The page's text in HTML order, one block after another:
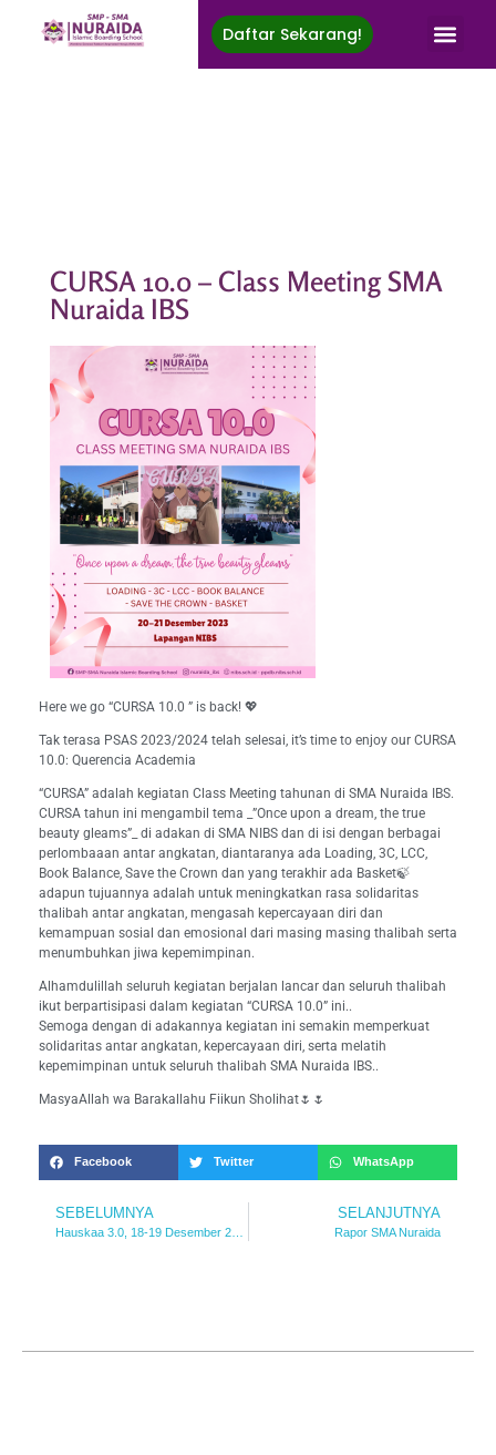
Daftar Sekarang!
CURSA 10.0 – Class Meeting SMA
Nuraida IBS
Here we go “CURSA 10.0 ” is back! 💖
Tak terasa PSAS 2023/2024 telah selesai, it’s time to enjoy our CURSA
10.0: Querencia Academia
“CURSA” adalah kegiatan Class Meeting tahunan di SMA Nuraida IBS.
CURSA tahun ini mengambil tema _”Once upon a dream, the true
beauty gleams”_ di adakan di SMA NIBS dan di isi dengan berbagai
perlombaaan antar angkatan, diantaranya ada Loading, 3C, LCC,
Book Balance, Save the Crown dan yang terakhir ada Basket🍃
adapun tujuannya adalah untuk meningkatkan rasa solidaritas
thalibah antar angkatan, mengasah kepercayaan diri dan
kemampuan sosial dan emosional dari masing masing thalibah serta
menumbuhkan jiwa kepemimpinan.
Alhamdulillah seluruh kegiatan berjalan lancar dan seluruh thalibah
ikut berpartisipasi dalam kegiatan “CURSA 10.0” ini..
Semoga dengan di adakannya kegiatan ini semakin memperkuat
solidaritas antar angkatan, kepercayaan diri, serta melatih
kepemimpinan untuk seluruh thalibah SMA Nuraida IBS..
MasyaAllah wa Barakallahu Fiikun Sholihat🌷🌷
Facebook Twitter WhatsApp
SEBELUMNYA SELANJUTNYA
Rapor SMA Nuraida